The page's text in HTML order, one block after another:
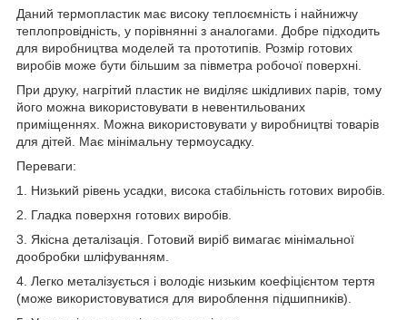
Даний термопластик має високу теплоємність і найнижчу
теплопровідність, у порівнянні з аналогами. Добре підходить
для виробництва моделей та прототипів. Розмір готових
виробів може бути більшим за півметра робочої поверхні.
При друку, нагрітий пластик не виділяє шкідливих парів, тому
його можна використовувати в невентильованих
приміщеннях. Можна використовувати у виробництві товарів
для дітей. Має мінімальну термоусадку.
Переваги:
1. Низький рівень усадки, висока стабільність готових виробів.
2. Гладка поверхня готових виробів.
3. Якісна деталізація. Готовий виріб вимагає мінімальної
дообробки шліфуванням.
4. Легко металізується і володіє низьким коефіцієнтом тертя
(може використовуватися для вироблення підшипників).